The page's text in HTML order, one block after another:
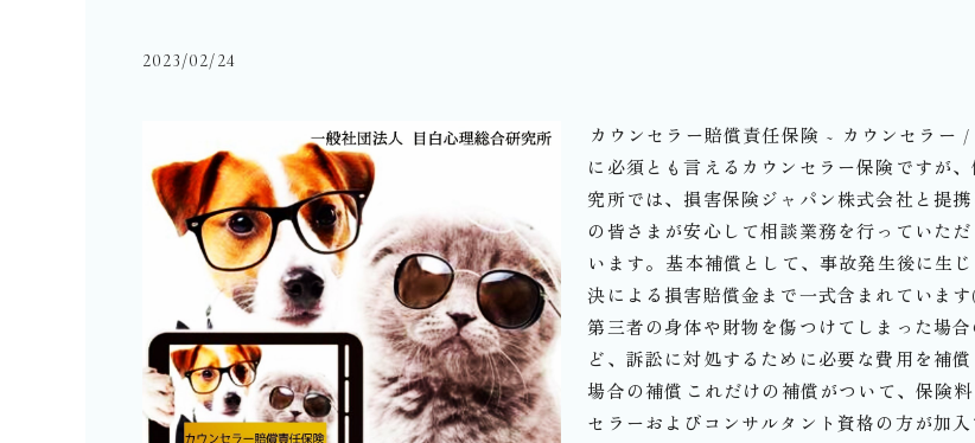
2023/02/24
カウンセラー賠償責任保険 ~ カウンセラー
に必須とも言えるカウンセラー保険ですが
究所では、損害保険ジャパン株式会社と提
の皆さまが安心して相談業務を行っていた
います。⁡基本補償として、事故発生後に生
決による損害賠償金まで一式含まれていま
第三者の身体や財物を傷つけてしまった場
ど、訴訟に対処するために必要な費用を補
場合の補償⁡これだけの補償がついて、保険
セラーおよびコンサルタント資格の方が加